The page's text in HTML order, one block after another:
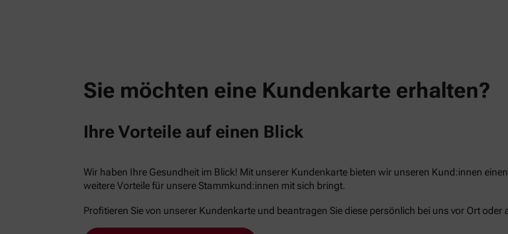
Sie möchten eine Kundenkarte erhalten?
Ihre Vorteile auf einen Blick
Wir haben Ihre Gesundheit im Blick! Mit unserer Kundenkarte bieten wir unseren Kund:innen
weitere Vorteile für unsere Stammkund:innen mit sich bringt.
Profitieren Sie von unserer Kundenkarte und beantragen Sie diese persönlich bei uns vor Ort oder